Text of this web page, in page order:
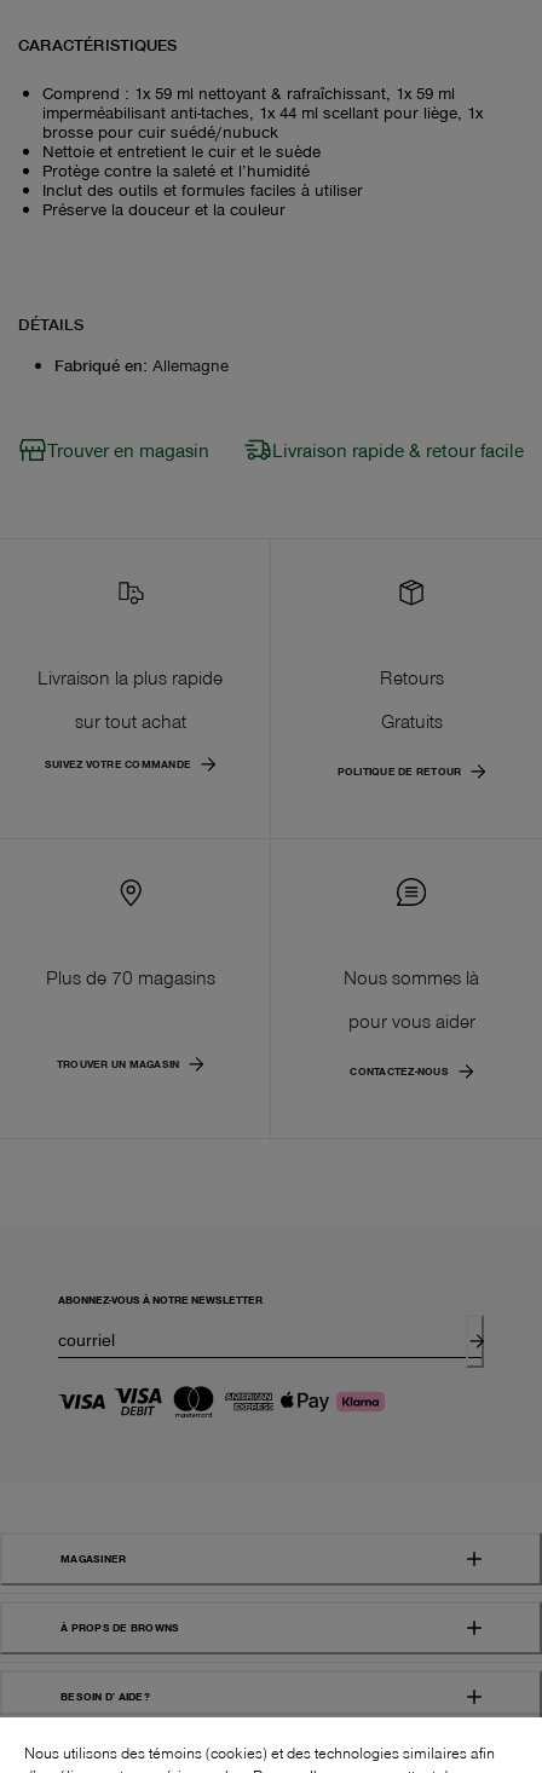
CARACTÉRISTIQUES
Comprend : 1x 59 ml nettoyant & rafraîchissant, 1x 59 ml
imperméabilisant anti-taches, 1x 44 ml scellant pour liège, 1x
brosse pour cuir suédé/nubuck
Nettoie et entretient le cuir et le suède
Protège contre la saleté et l’humidité
Inclut des outils et formules faciles à utiliser
Préserve la douceur et la couleur
DÉTAILS
Fabriqué en: Allemagne
Trouver en magasin Livraison rapide & retour facile
Livraison la plus rapide
sur tout achat
SUIVEZ VOTRE COMMANDE
Retours
Gratuits
POLITIQUE DE RETOUR
Plus de 70 magasins
TROUVER UN MAGASIN
Nous sommes là
pour vous aider
CONTACTEZ-NOUS
ABONNEZ-VOUS À NOTRE NEWSLETTER
MAGASINER
À PROPS DE BROWNS
BESOIN D' AIDE?
Nous utilisons des témoins (cookies) et des technologies similaires afin